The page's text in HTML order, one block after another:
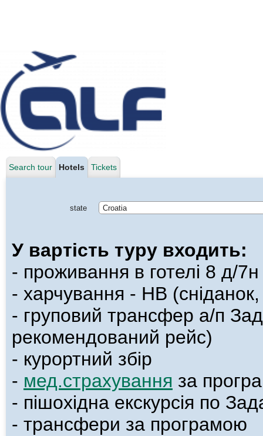
Search tour Hotels Tickets
state Croatia
У вартість туру входить:
- проживання в готелі 8 д/7н
- харчування - НВ
- груповий трансфер а/п
рекомендований рейс)
- курортний збір
- мед.страхування за
- пішохідна екскурсія по
- трансфери за програмою